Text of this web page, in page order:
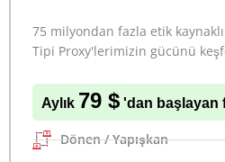
75 milyondan fazla etik
Tipi Proxy'lerimizin gücünü
Aylık 79 $'dan başlayan
Dönen / Yapışkan